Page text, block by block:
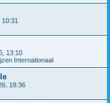
10:31
13:10
Internationaal
18:36